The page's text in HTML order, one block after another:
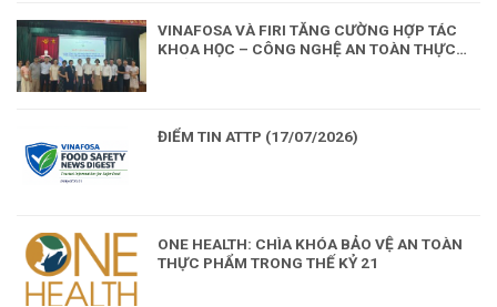
VINAFOSA VÀ FIRI TĂNG CƯỜNG HỢP TÁC
KHOA HỌC – CÔNG NGHỆ AN TOÀN THỰC
ĐIỂM TIN ATTP (17/07/2026)
ONE HEALTH: CHÌA KHÓA BẢO VỆ AN TOÀN
THỰC PHẨM TRONG THẾ KỶ 21